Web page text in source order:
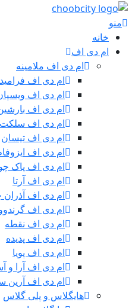
منو
خانه
ام دی اف
ام دی اف ملامینه
ام دی اف فرامید
ام دی اف ویسپان
ام دی اف بارشین
ام دی اف سلکت
ام دی اف تیسان
ام دی اف ایزوفام
ام دی اف پاک
ام دی اف آرتا
ام دی اف آذران
ام دی اف گرندوود
ام دی اف نقطه
ام دی اف پدیده
ام دی اف پویا
ام دی اف آرا و آسا
ام دی اف آرین
هایگلاس و پلی گلاس